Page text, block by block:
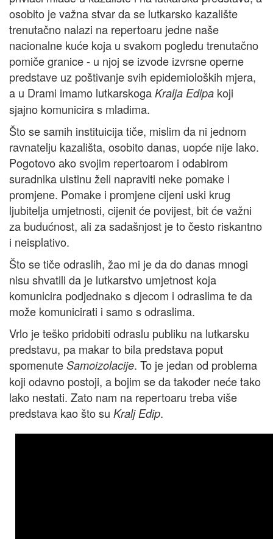
osobito je važna stvar da se lutkarsko kazalište
trenutačno nalazi na repertoaru jedne naše
nacionalne kuće koja u svakom pogledu trenutačno
pomiče granice - u njoj se izvode izvrsne operne
predstave uz poštivanje svih epidemioloških mjera,
a u Drami imamo lutkarskoga Kralja Edipa koji
sjajno komunicira s mladima.
Što se samih instituicija tiče, mislim da ni jednom
ravnatelju kazališta, osobito danas, uopće nije lako.
Pogotovo ako svojim repertoarom i odabirom
suradnika uistinu želi napraviti neke pomake i
promjene. Pomake i promjene cijeni uski krug
ljubitelja umjetnosti, cijenit će povijest, bit će važni
za budućnost, ali za sadašnjost je to često riskantno
i neisplativo.
Što se tiče odraslih, žao mi je da do danas mnogi
nisu shvatili da je lutkarstvo umjetnost koja
komunicira podjednako s djecom i odraslima te da
može komunicirati i samo s odraslima.
Vrlo je teško pridobiti odraslu publiku na lutkarsku
predstavu, pa makar to bila predstava poput
spomenute Samoizolacije. To je jedan od problema
koji odavno postoji, a bojim se da također neće tako
lako nestati. Zato nam na repertoaru treba više
predstava kao što su Kralj Edip.